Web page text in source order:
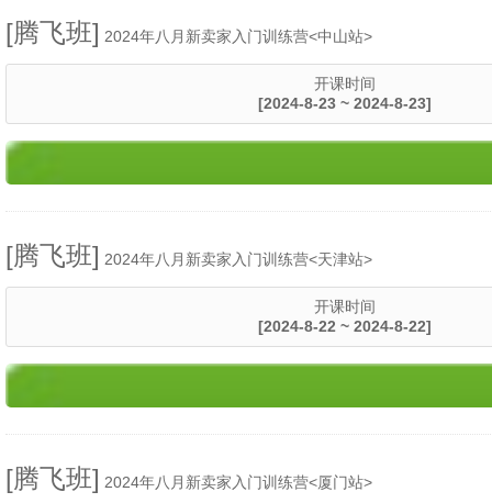
[腾飞班] 2024年八月新卖家入门训练营<中山站>
开课时间
[2024-8-23 ~ 2024-8-23]
[腾飞班] 2024年八月新卖家入门训练营<天津站>
开课时间
[2024-8-22 ~ 2024-8-22]
[腾飞班] 2024年八月新卖家入门训练营<厦门站>